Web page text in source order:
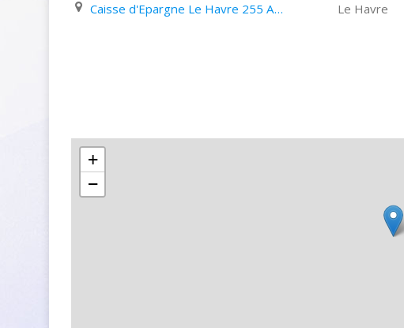
Caisse d'Epargne Le Havre 255 Avenue Du 8 Mai 1945 Le Havre
+
−